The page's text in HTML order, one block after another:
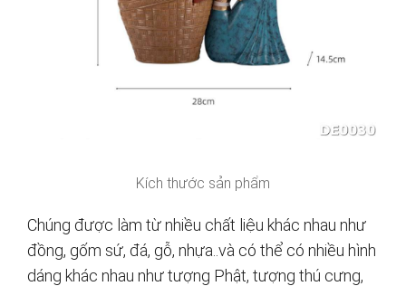
Kích thước sản phẩm
Chúng được làm từ nhiều chất liệu khác nhau như
đồng, gốm sứ, đá, gỗ, nhựa..và có thể có nhiều hình
dáng khác nhau như tượng Phật, tượng thú cưng,